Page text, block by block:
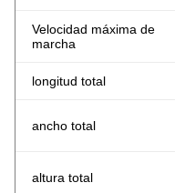
Velocidad máxima de
marcha
longitud total
ancho total
altura total